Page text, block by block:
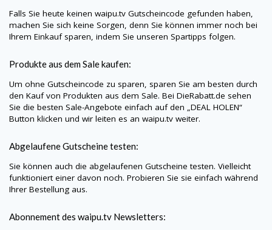
Falls Sie heute keinen waipu.tv Gutscheincode gefunden haben,
machen Sie sich keine Sorgen, denn Sie können immer noch bei
Ihrem Einkauf sparen, indem Sie unseren Spartipps folgen.
Produkte aus dem Sale kaufen:
Um ohne Gutscheincode zu sparen, sparen Sie am besten durch
den Kauf von Produkten aus dem Sale. Bei DieRabatt.de sehen
Sie die besten Sale-Angebote einfach auf den „DEAL HOLEN“
Button klicken und wir leiten es an waipu.tv weiter.
Abgelaufene Gutscheine testen:
Sie können auch die abgelaufenen Gutscheine testen. Vielleicht
funktioniert einer davon noch. Probieren Sie sie einfach während
Ihrer Bestellung aus.
Abonnement des waipu.tv Newsletters: